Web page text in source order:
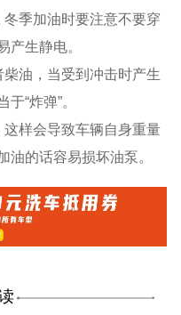
季加油时要注意不要穿
产生静电。
油，当受到冲击时产生
“炸弹”。
样会导致车辆自身重量
油的话容易损坏油泵。